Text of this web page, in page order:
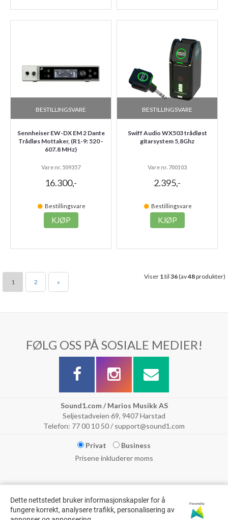
BESTILLINGSVARE
Sennheiser EW-DX EM 2 Dante
Trådløs Mottaker, (R1-9: 520 -
607.8 MHz)
Vare nr. 509357
16.300,-
Bestillingsvare
KJØP
BESTILLINGSVARE
Swiff Audio WX503 trådløst
gitarsystem 5,8Ghz
Vare nr. 700103
2.395,-
Bestillingsvare
KJØP
1 2 »
Viser 1til 36(av48produkter)
FØLG OSS PÅ SOSIALE MEDIER!
Sound1.com / Marios Musikk AS
Seljestadveien 69, 9407 Harstad
Telefon: 77 00 10 50 / support@sound1.com
Privat
Business
Prisene inkluderer moms
Dette nettstedet bruker informasjonskapsler for å
fungere korrekt, analysere trafikk, personalisering av
Powered by